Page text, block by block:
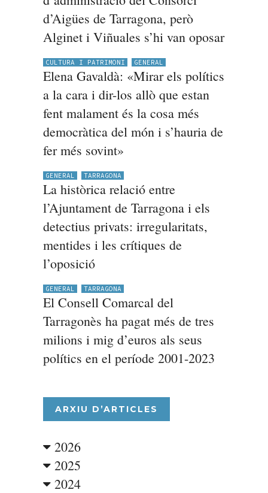
d’Aigües de Tarragona, però
Alginet i Viñuales s’hi van oposar
CULTURA I PATRIMONI GENERAL
Elena Gavaldà: «Mirar els polítics
a la cara i dir-los allò que estan
fent malament és la cosa més
democràtica del món i s’hauria de
fer més sovint»
GENERAL TARRAGONA
La històrica relació entre
l’Ajuntament de Tarragona i els
detectius privats: irregularitats,
mentides i les crítiques de
l’oposició
GENERAL TARRAGONA
El Consell Comarcal del
Tarragonès ha pagat més de tres
milions i mig d’euros als seus
polítics en el període 2001-2023
ARXIU D’ARTICLES
2026
2025
2024